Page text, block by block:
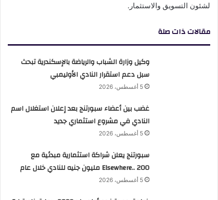
لشئون التسويق والاستثمار.
مقالات ذات صلة
وكيل وزارة الشباب والرياضة بالإسكندرية تبحث
سبل دعم استقرار النادي الأوليمبي
5 أغسطس، 2026
غضب بين أعضاء سبورتنج بعد إعلان استغلال اسم
النادي في مشروع استثماري جديد
5 أغسطس، 2026
سبورتنج يعلن شراكة استثمارية مبدئية مع
Elsewhere.. 200 مليون جنيه للنادي خلال عام
5 أغسطس، 2026